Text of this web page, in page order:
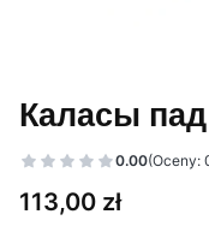
Каласы
0.00(Oceny:
Cena
113,00 zł